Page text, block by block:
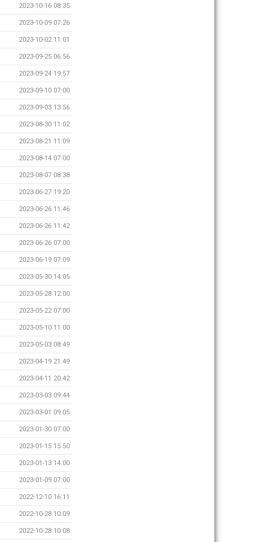
2023-10-16 08:35
2023-10-09 07:26
2023-10-02 11:01
2023-09-25 06:56
2023-09-24 19:57
2023-09-10 07:00
2023-09-03 13:56
2023-08-30 11:02
2023-08-21 11:09
2023-08-14 07:00
2023-08-07 08:38
2023-06-27 19:20
2023-06-26 11:46
2023-06-26 11:42
2023-06-26 07:00
2023-06-19 07:09
2023-05-30 14:05
2023-05-28 12:00
2023-05-22 07:00
2023-05-10 11:00
2023-05-03 08:49
2023-04-19 21:49
2023-04-11 20:42
2023-03-03 09:44
2023-03-01 09:05
2023-01-30 07:00
2023-01-15 15:50
2023-01-13 14:00
2023-01-09 07:00
2022-12-10 16:11
2022-10-28 10:09
2022-10-28 10:08